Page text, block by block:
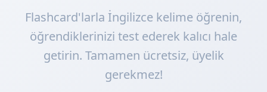
Flashcard'larla İngilizce kelime öğrenin,
öğrendiklerinizi test ederek kalıcı hale
getirin. Tamamen ücretsiz, üyelik
gerekmez!